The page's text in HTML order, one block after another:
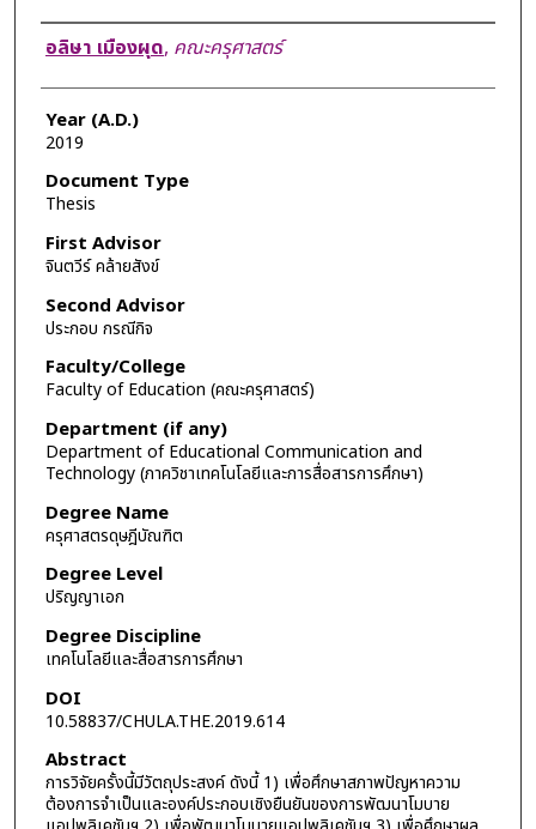
Author
อลิษา เมืองผุด, คณะครุศาสตร์
Year (A.D.)
2019
Document Type
Thesis
First Advisor
จินตวีร์ คล้ายสังข์
Second Advisor
ประกอบ กรณีกิจ
Faculty/College
Faculty of Education (คณะครุศาสตร์)
Department (if any)
Department of Educational Communication and
Technology (ภาควิชาเทคโนโลยีและการสื่อสารการศึกษา)
Degree Name
ครุศาสตรดุษฎีบัณฑิต
Degree Level
ปริญญาเอก
Degree Discipline
เทคโนโลยีและสื่อสารการศึกษา
DOI
10.58837/CHULA.THE.2019.614
Abstract
การวิจัยครั้งนี้มีวัตถุประสงค์ ดังนี้ 1) เพื่อศึกษาสภาพปัญหาความ
ต้องการจำเป็นและองค์ประกอบเชิงยืนยันของการพัฒนาโมบาย